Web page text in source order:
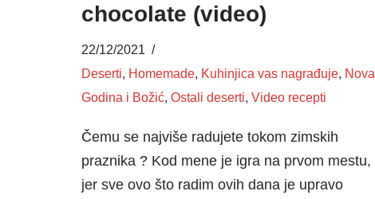
chocolate (video)
22/12/2021
Deserti Homemade Kuhinjica vas nagrađuje Nova
Godina i Božić Ostali deserti Video recepti
Čemu se najviše radujete tokom zimskih
praznika ? Kod mene je igra na prvom mestu,
jer sve ovo što radim ovih dana je upravo